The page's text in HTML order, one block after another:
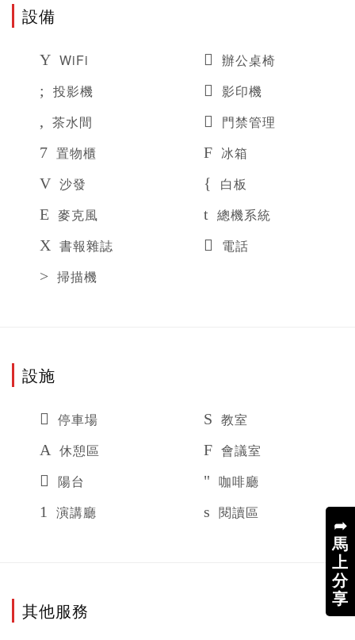
➦
馬
上
分
享
設備
WiFi
辦公桌椅
投影機
影印機
茶水間
門禁管理
置物櫃
冰箱
沙發
白板
麥克風
總機系統
書報雜誌
電話
掃描機
設施
停車場
教室
休憩區
會議室
陽台
咖啡廳
演講廳
閱讀區
其他服務